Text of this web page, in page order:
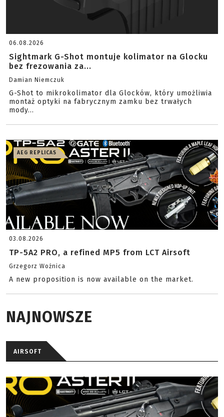
06.08.2026
Sightmark G-Shot montuje kolimator na Glocku
bez frezowania za...
Damian Niemczuk
G-Shot to mikrokolimator dla Glocków, który umożliwia
montaż optyki na fabrycznym zamku bez trwałych
mody...
AEG REPLICAS
03.08.2026
TP-5A2 PRO, a refined MP5 from LCT Airsoft
Grzegorz Woźnica
A new proposition is now available on the market.
NAJNOWSZE
AIRSOFT